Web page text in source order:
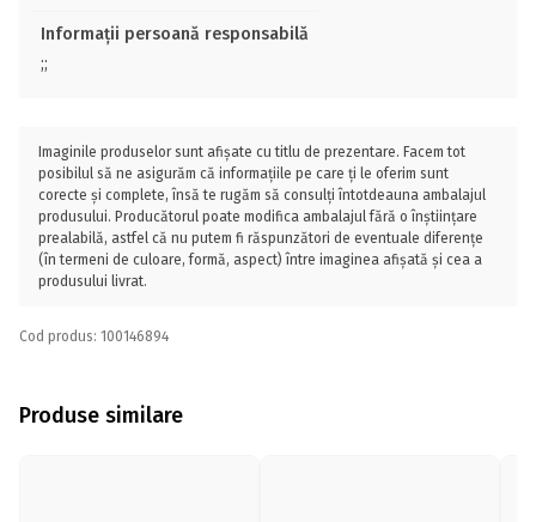
Informații persoană responsabilă
;;
Imaginile produselor sunt afișate cu titlu de prezentare. Facem tot
posibilul să ne asigurăm că informațiile pe care ți le oferim sunt
corecte și complete, însă te rugăm să consulți întotdeauna ambalajul
produsului. Producătorul poate modifica ambalajul fără o înștiințare
prealabilă, astfel că nu putem fi răspunzători de eventuale diferențe
(în termeni de culoare, formă, aspect) între imaginea afișată și cea a
produsului livrat.
Cod produs: 100146894
Produse similare